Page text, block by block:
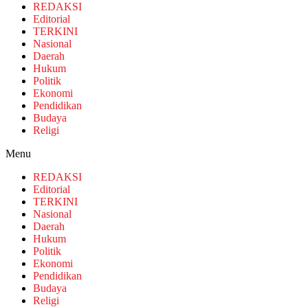
REDAKSI
Editorial
TERKINI
Nasional
Daerah
Hukum
Politik
Ekonomi
Pendidikan
Budaya
Religi
Menu
REDAKSI
Editorial
TERKINI
Nasional
Daerah
Hukum
Politik
Ekonomi
Pendidikan
Budaya
Religi